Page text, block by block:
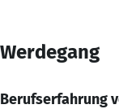
Werdegang
Berufserfahrung